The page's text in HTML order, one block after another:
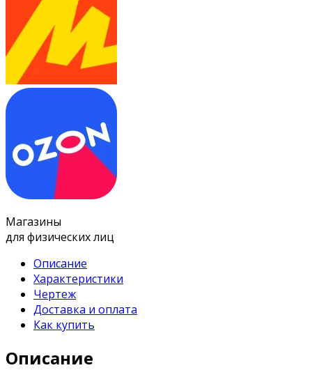
Магазины
для физических лиц
Описание
Характеристики
Чертеж
Доставка и оплата
Как купить
Описание